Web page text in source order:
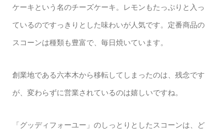
ケーキという名のチーズケーキ。レモンもたっぷりと入っ
ているのですっきりとした味わいが人気です。定番商品の
スコーンは種類も豊富で、毎日焼いています。
創業地である六本木から移転してしまったのは、残念です
が、変わらずに営業されているのは嬉しいですね。
「グッディフォーユー」のしっとりとしたスコーンは、ど